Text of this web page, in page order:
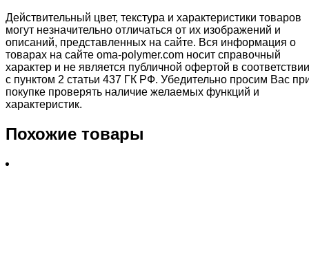
Действительный цвет, текстура и характеристики товаров
могут незначительно отличаться от их изображений и
описаний, представленных на сайте. Вся информация о
товарах на сайте oma-polymer.com носит справочный
характер и не является публичной офертой в соответствии
с пунктом 2 статьи 437 ГК РФ. Убедительно просим Вас
покупке проверять наличие желаемых функций и
характеристик.
Похожие товары